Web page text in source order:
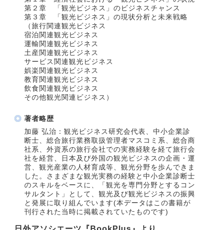
第２章 「観光ビジネス」のビジネスチャンス
第３章 「観光ビジネス」の現状分析と未来戦略
（旅行関連観光ビジネス
宿泊関連観光ビジネス
運輸関連観光ビジネス
土産関連観光ビジネス
サービス関連観光ビジネス
娯楽関連観光ビジネス
教育関連観光ビジネス
飲食関連観光ビジネス
その他観光関連ビジネス）
著者略歴
加藤 弘治：観光ビジネス研究会代表、中小企業診
断士、総合旅行業務取扱管理者マスコミ系、総合商
社系、外資系の旅行会社での実務経験を経て旅行会
社を経営、日本及び外国の観光ビジネスの企画・運
営、観光産業の人材育成等、観光分野を歩んできま
した。さまざまな観光実務の経験と中小企業診断士
のスキルをベースに、「観光を専門分野とするコン
サルタント」として、観光及び観光ビジネスの振興
と発展に取り組んでいます(本データはこの書籍が
刊行された当時に掲載されていたものです)